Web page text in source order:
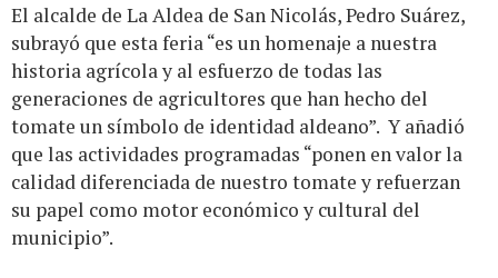
El alcalde de La Aldea de San Nicolás, Pedro Suárez,
subrayó que esta feria “es un homenaje a nuestra
historia agrícola y al esfuerzo de todas las
generaciones de agricultores que han hecho del
tomate un símbolo de identidad aldeano”. Y añadió
que las actividades programadas “ponen en valor la
calidad diferenciada de nuestro tomate y refuerzan
su papel como motor económico y cultural del
municipio”.